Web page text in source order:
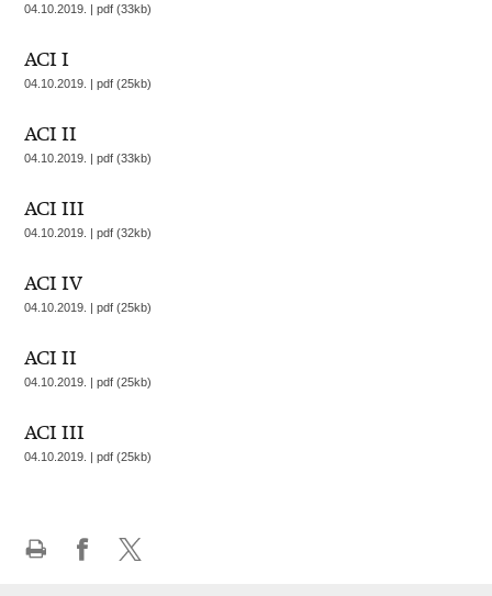
04.10.2019. | pdf (33kb)
ACI I
04.10.2019. | pdf (25kb)
ACI II
04.10.2019. | pdf (33kb)
ACI III
04.10.2019. | pdf (32kb)
ACI IV
04.10.2019. | pdf (25kb)
ACI II
04.10.2019. | pdf (25kb)
ACI III
04.10.2019. | pdf (25kb)